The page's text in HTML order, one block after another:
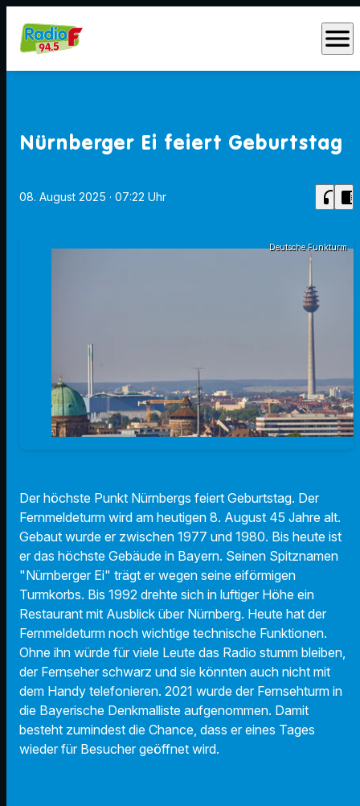
menu
Nürnberger Ei feiert Geburtstag
08. August 2025 · 07:22 Uhr headphones chrome_reader_mode
Deutsche Funkturm
Der höchste Punkt Nürnbergs feiert Geburtstag. Der
Fernmeldeturm wird am heutigen 8. August 45 Jahre alt.
Gebaut wurde er zwischen 1977 und 1980. Bis heute ist
er das höchste Gebäude in Bayern. Seinen Spitznamen
"Nürnberger Ei" trägt er wegen seine eiförmigen
Turmkorbs. Bis 1992 drehte sich in luftiger Höhe ein
Restaurant mit Ausblick über Nürnberg. Heute hat der
Fernmeldeturm noch wichtige technische Funktionen.
Ohne ihn würde für viele Leute das Radio stumm bleiben,
der Fernseher schwarz und sie könnten auch nicht mit
dem Handy telefonieren. 2021 wurde der Fernsehturm in
die Bayerische Denkmalliste aufgenommen. Damit
besteht zumindest die Chance, dass er eines Tages
wieder für Besucher geöffnet wird.